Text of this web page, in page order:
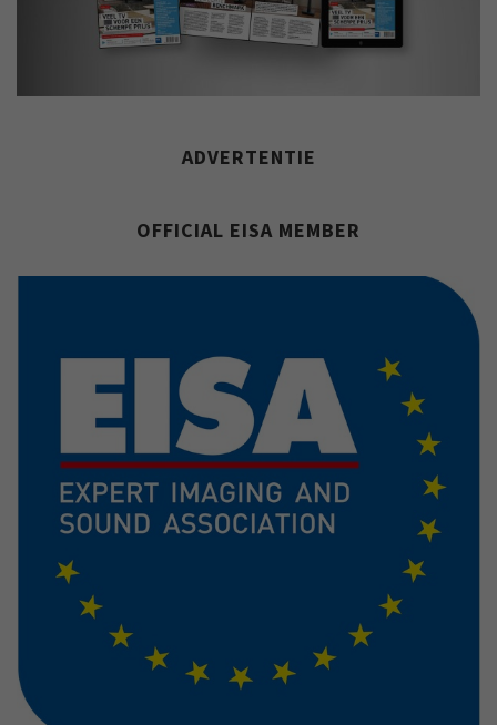
ADVERTENTIE
OFFICIAL EISA MEMBER